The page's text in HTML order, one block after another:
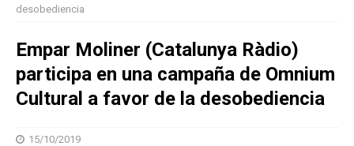
desobediencia
Empar Moliner (Catalunya Ràdio)
participa en una campaña de Omnium
Cultural a favor de la desobediencia
15/10/2019